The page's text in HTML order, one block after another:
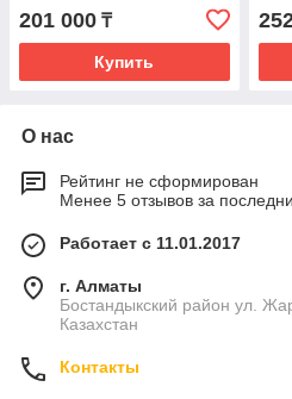
201 000 ₸
Купить
О нас
Рейтинг не сформирован
Менее 5 отзывов за
Работает с 11.01.2017
г. Алматы
Бостандыкский район ул.
Казахстан
Контакты